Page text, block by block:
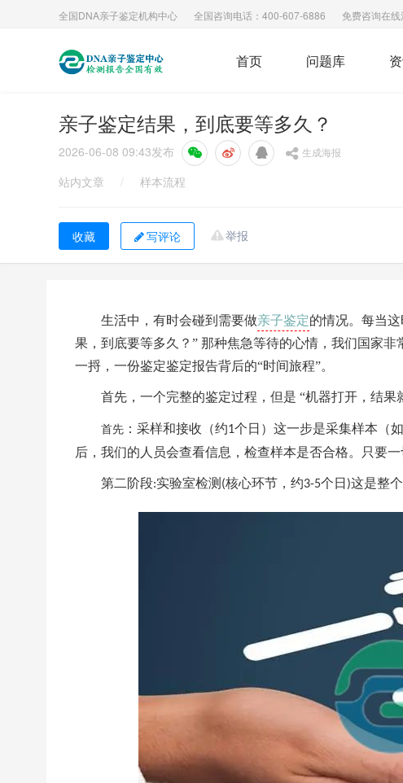
全国DNA亲子鉴定机构中心 全国咨询电话：400-607-6886 免费咨询在
首页 问题库
亲子鉴定结果，到底要等多久？
2026-06-08 09:43发布 生成海报
站内文章 / 样本流程
举报
写评论
生活中，有时会碰到需要做亲子鉴定的情况。每当
果，到底要等多久？” 那种焦急等待的心情，我们国家
一捋，一份鉴定鉴定报告背后的“时间旅程”。
首先，一个完整的鉴定过程，但是 “机器打开，结果
首先 ：采样和接收（约1个日）这一步是采集样本（
后，我们的人员会查看信息，检查样本是否合格。只要
第二阶段:实验室检测 (核心环节，约3-5个日 )这是整